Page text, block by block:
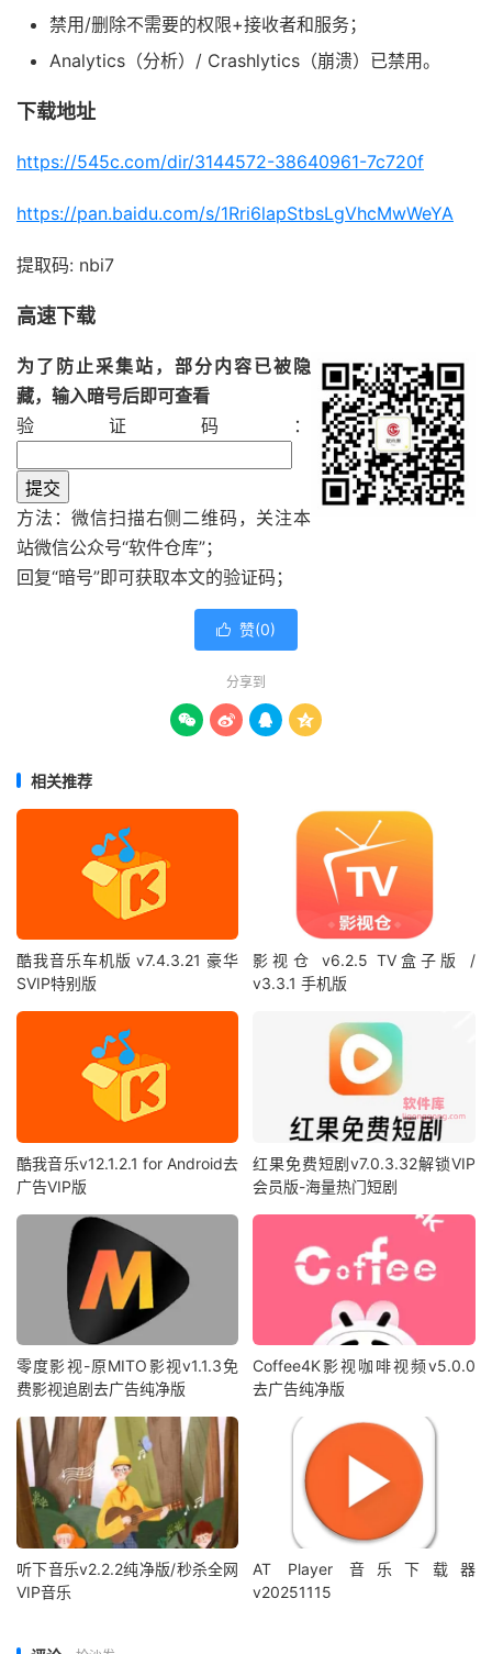
禁用/删除不需要的权限+接收者和服务；
Analytics（分析）/ Crashlytics（崩溃）已禁用。
下载地址
https://545c.com/dir/3144572-38640961-7c720f
https://pan.baidu.com/s/1Rri6lapStbsLgVhcMwWeYA
提取码: nbi7
高速下载
为了防止采集站，部分内容已被隐
藏，输入暗号后即可查看
验证码：
方法：微信扫描右侧二维码，关注本
站微信公众号“软件仓库”；
回复“暗号”即可获取本文的验证码；
 赞(0)
分享到
   
相关推荐
酷我音乐车机版 v7.4.3.21 豪华
SVIP特别版
影视仓 v6.2.5 TV盒子版 /
v3.3.1 手机版
酷我音乐v12.1.2.1 for Android去
广告VIP版
红果免费短剧v7.0.3.32解锁VIP
会员版-海量热门短剧
零度影视-原MITO影视v1.1.3免
费影视追剧去广告纯净版
Coffee4K影视咖啡视频v5.0.0
去广告纯净版
听下音乐v2.2.2纯净版/秒杀全网
VIP音乐
AT Player 音乐下载器
v20251115